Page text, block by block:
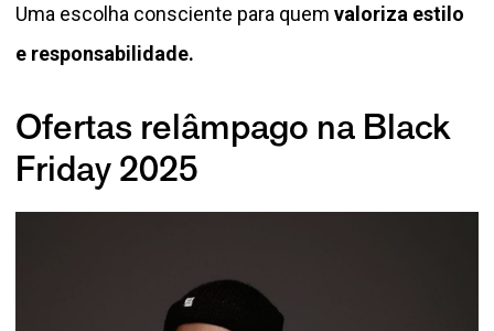
Uma escolha consciente para quem valoriza estilo
e responsabilidade.
Ofertas relâmpago na Black
Friday 2025